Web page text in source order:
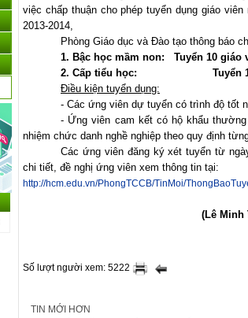
việc chấp thuận cho phép tuyển dụng giáo
2013-2014,
Phòng Giáo dục và Đào tạo thông báo
1. Bậc học mầm non:
Tuyển 10 giáo
2. Cấp tiểu học:
Tuyển
Điều kiện tuyển dụng:
- Các ứng viên dự tuyển có trình độ tốt
- Ứng viên cam kết có hộ khẩu
nhiệm chức danh nghề nghiệp theo quy định
Các ứng viên đăng ký xét tuyển từ
chi tiết, đề nghị ứng viên xem thông tin tại:
http://hcm.edu.vn/PhongTCCB/TinMoi/
(Lê Minh
Số lượt người xem: 5222
TIN MỚI HƠN